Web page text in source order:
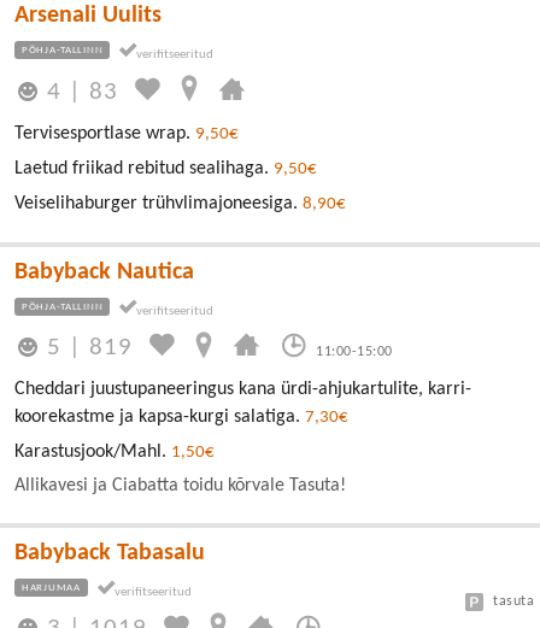
Arsenali Uulits
PÕHJA-TALLINN
4 83
Tervisesportlase wrap. 9,50€
Laetud friikad rebitud sealihaga. 9,50€
Veiselihaburger trühvlimajoneesiga. 8,90€
Babyback Nautica
PÕHJA-TALLINN
5 819 11:00-15:00
Cheddari juustupaneeringus kana ürdi-ahjukartulite, karri-
koorekastme ja kapsa-kurgi salatiga. 7,30€
Karastusjook/Mahl. 1,50€
Allikavesi ja Ciabatta toidu kõrvale Tasuta!
Babyback Tabasalu
HARJUMAA
tasuta